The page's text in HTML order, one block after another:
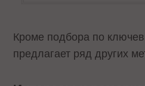
Кроме подбора по
предлагает ряд других